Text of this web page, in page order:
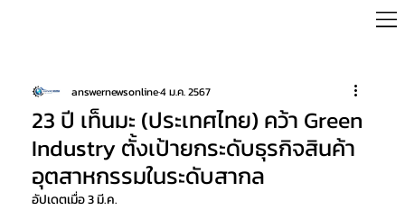
23 ปี เท็นมะ (ประเทศไทย) คว้า Green
Industry ตั้งเป้ายกระดับธุรกิจสินค้า
อุตสาหกรรมในระดับสากล
answernewsonline4 ม.ค. 2567
อัปเดตเมื่อ3 มี.ค.